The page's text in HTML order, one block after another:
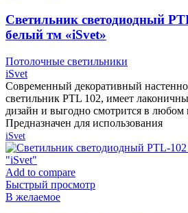
Cветильник светодиодный
белый тм «iSvet»
Потолочные светильники
iSvet
Современный декоративный
светильник PTL 102, имеет
дизайн и выгодно смотрится в любом
Предназначен для использования
iSvet
Add to compare
Быстрый просмотр
В желаемое